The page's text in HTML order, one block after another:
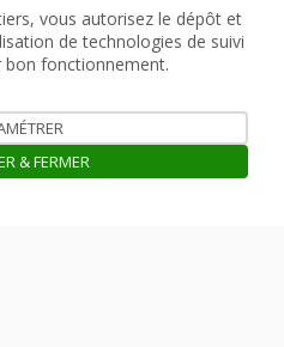
vous autorisez le dépôt et
de technologies de suivi
bon fonctionnement.
& FERMER